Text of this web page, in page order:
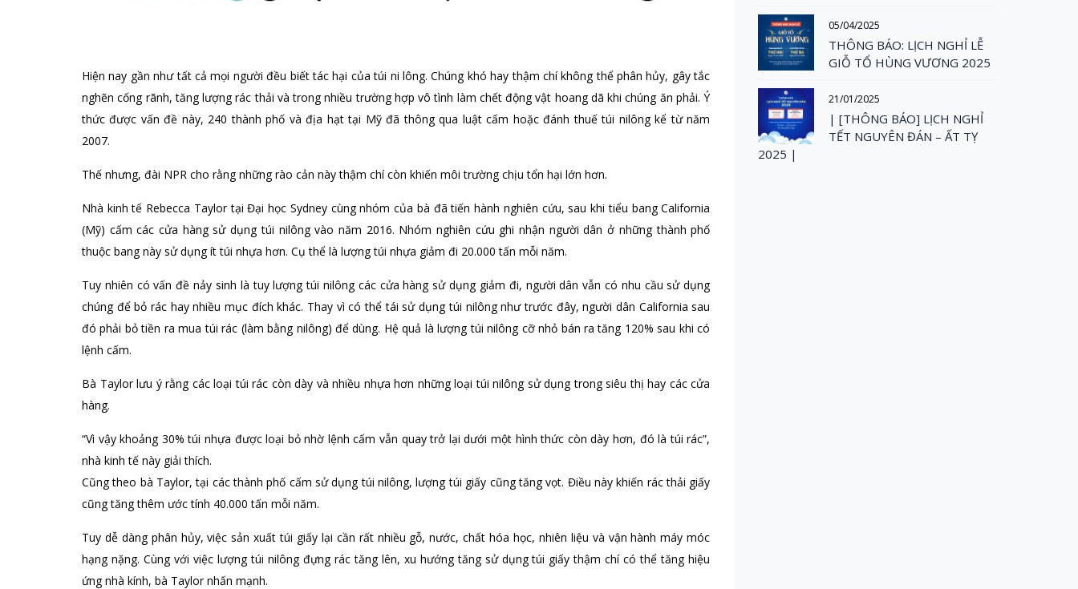
Hiện nay gần như tất cả mọi người đều biết tác hại của túi ni lông. Chúng khó hay thậm chí không thể phân hủy, gây tắc
nghẽn cống rãnh, tăng lượng rác thải và trong nhiều trường hợp vô tình làm chết động vật hoang dã khi chúng ăn phải. Ý
thức được vấn đề này, 240 thành phố và địa hạt tại Mỹ đã thông qua luật cấm hoặc đánh thuế túi nilông kể từ năm
2007.
Thế nhưng, đài NPR cho rằng những rào cản này thậm chí còn khiến môi trường chịu tổn hại lớn hơn.
Nhà kinh tế Rebecca Taylor tại Đại học Sydney cùng nhóm của bà đã tiến hành nghiên cứu, sau khi tiểu bang California
(Mỹ) cấm các cửa hàng sử dụng túi nilông vào năm 2016. Nhóm nghiên cứu ghi nhận người dân ở những thành phố
thuộc bang này sử dụng ít túi nhựa hơn. Cụ thể là lượng túi nhựa giảm đi 20.000 tấn mỗi năm.
Tuy nhiên có vấn đề nảy sinh là tuy lượng túi nilông các cửa hàng sử dụng giảm đi, người dân vẫn có nhu cầu sử dụng
chúng để bỏ rác hay nhiều mục đích khác. Thay vì có thể tái sử dụng túi nilông như trước đây, người dân California sau
đó phải bỏ tiền ra mua túi rác (làm bằng nilông) để dùng. Hệ quả là lượng túi nilông cỡ nhỏ bán ra tăng 120% sau khi có
lệnh cấm.
Bà Taylor lưu ý rằng các loại túi rác còn dày và nhiều nhựa hơn những loại túi nilông sử dụng trong siêu thị hay các cửa
hàng.
“Vì vậy khoảng 30% túi nhựa được loại bỏ nhờ lệnh cấm vẫn quay trở lại dưới một hình thức còn dày hơn, đó là túi rác”,
nhà kinh tế này giải thích.
Cũng theo bà Taylor, tại các thành phố cấm sử dụng túi nilông, lượng túi giấy cũng tăng vọt. Điều này khiến rác thải giấy
cũng tăng thêm ước tính 40.000 tấn mỗi năm.
Tuy dễ dàng phân hủy, việc sản xuất túi giấy lại cần rất nhiều gỗ, nước, chất hóa học, nhiên liệu và vận hành máy móc
hạng nặng. Cùng với việc lượng túi nilông đựng rác tăng lên, xu hướng tăng sử dụng túi giấy thậm chí có thể tăng hiệu
ứng nhà kính, bà Taylor nhấn mạnh.
05/04/2025
THÔNG BÁO: LỊCH NGHỈ LỄ
GIỖ TỔ HÙNG VƯƠNG 2025
21/01/2025
| [THÔNG BÁO] LỊCH NGHỈ
TẾT NGUYÊN ĐÁN – ẤT TỴ
2025 |